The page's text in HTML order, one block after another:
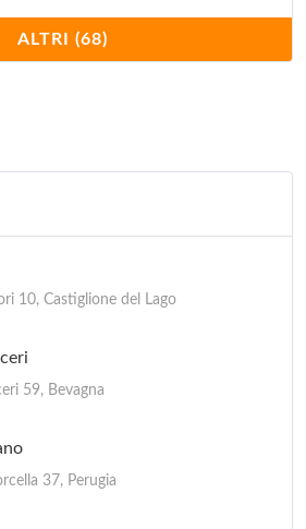
19/A, Castel Ritaldi
ALTRI (68)
10, Castiglione del Lago
59, Bevagna
37, Perugia